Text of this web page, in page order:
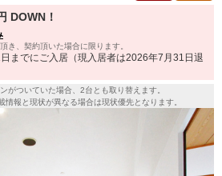
DOWN！
き、契約頂いた場合に限ります。
までにご入居（現入居者は2026年7月31日退
がついていた場合、2台とも取り替えます。
報と現状が異なる場合は現状優先となります。